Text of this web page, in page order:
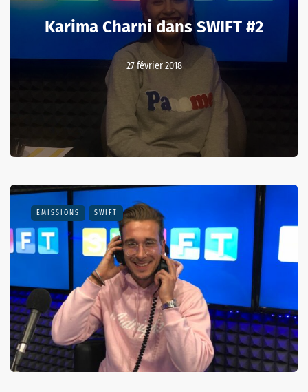
Karima Charni dans SWIFT #2
27 février 2018
EMISSIONS SWIFT